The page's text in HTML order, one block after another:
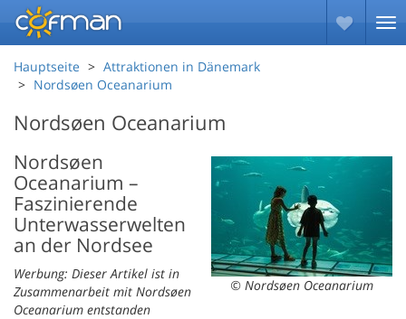
Hauptseite
Attraktionen in Dänemark
Nordsøen Oceanarium
Nordsøen Oceanarium
© Nordsøen Oceanarium
Nordsøen
Oceanarium –
Faszinierende
Unterwasserwelten
an der Nordsee
Werbung: Dieser Artikel ist in
Zusammenarbeit mit Nordsøen
Oceanarium entstanden